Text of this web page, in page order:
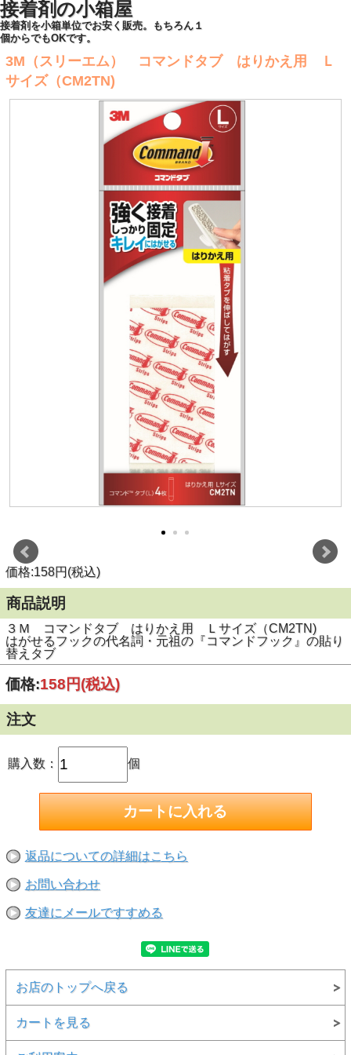
接着剤の小箱屋
接着剤を小箱単位でお安く販売。もちろん１
個からでもOKです。
3M（スリーエム） コマンドタブ はりかえ用 Ｌ
サイズ（CM2TN)
価格:158円(税込)
商品説明
３Ｍ コマンドタブ はりかえ用 Ｌサイズ（CM2TN)
はがせるフックの代名詞・元祖の『コマンドフック』の貼り
替えタブ
価格:158円(税込)
注文
購入数： 個
返品についての詳細はこちら
お問い合わせ
友達にメールですすめる
お店のトップへ戻る
カートを見る